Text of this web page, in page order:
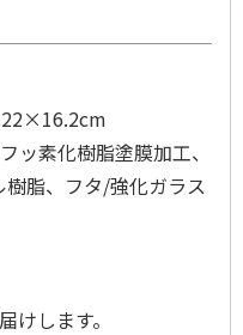
素化樹脂塗膜加工、
脂、フタ/強化ガラス
します。